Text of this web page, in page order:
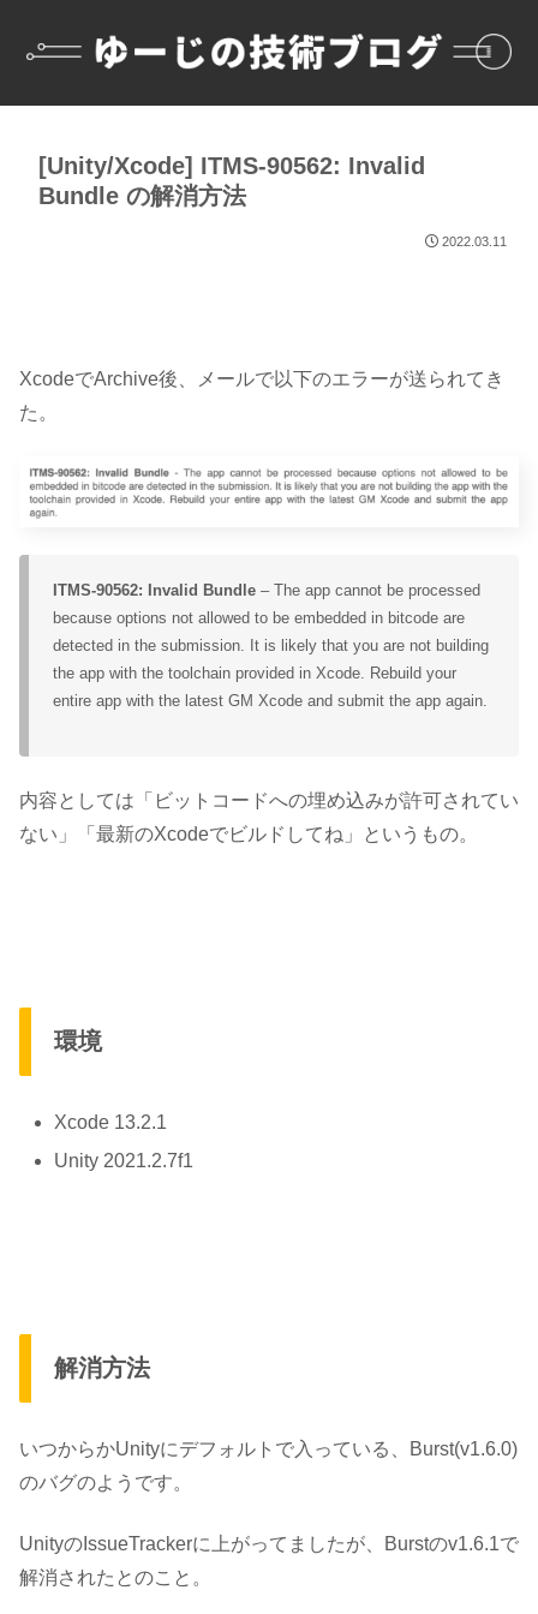
[Unity/Xcode] ITMS-90562: Invalid
Bundle の解消方法
2022.03.11
XcodeでArchive後、メールで以下のエラーが送られてき
た。
ITMS-90562: Invalid Bundle – The app cannot be processed
because options not allowed to be embedded in bitcode are
detected in the submission. It is likely that you are not building
the app with the toolchain provided in Xcode. Rebuild your
entire app with the latest GM Xcode and submit the app again.
内容としては「ビットコードへの埋め込みが許可されてい
ない」「最新のXcodeでビルドしてね」というもの。
環境
Xcode 13.2.1
Unity 2021.2.7f1
解消方法
いつからかUnityにデフォルトで入っている、Burst(v1.6.0)
のバグのようです。
UnityのIssueTrackerに上がってましたが、Burstのv1.6.1で
解消されたとのこと。